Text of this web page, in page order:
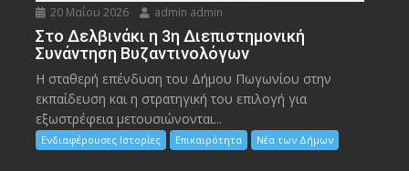
20 Μαΐου 2026 admin admin
Στο Δελβινάκι η 3η Διεπιστημονική
Συνάντηση Βυζαντινολόγων
Η σταθερή επένδυση του Δήμου Πωγωνίου στην
εκπαίδευση και η στρατηγική του επιλογή για
εξωστρέφεια μετουσιώνονται...
Ενδιαφέρουσες Ιστορίες Επικαιρότητα Νέα των Δήμων